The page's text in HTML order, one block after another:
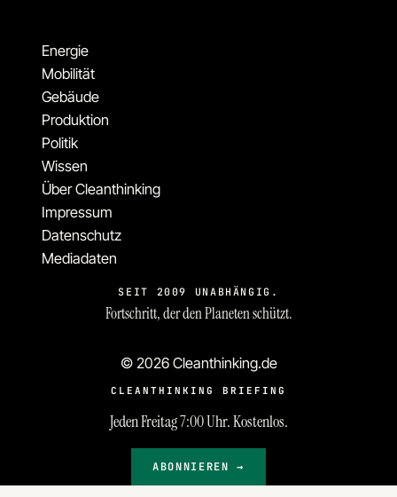
Energie
Mobilität
Gebäude
Produktion
Politik
Wissen
Über Cleanthinking
Impressum
Datenschutz
Mediadaten
SEIT 2009 UNABHÄNGIG.
Fortschritt, der den Planeten schützt.
© 2026 Cleanthinking.de
CLEANTHINKING BRIEFING
Jeden Freitag 7:00 Uhr. Kostenlos.
ABONNIEREN →